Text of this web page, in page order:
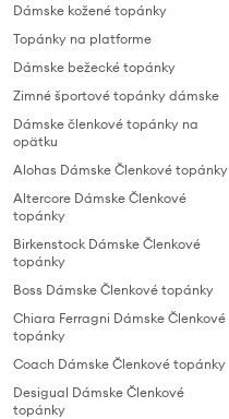
Dámske kožené topánky
Topánky na platforme
Dámske bežecké topánky
Zimné športové topánky dámske
Dámske členkové topánky na
opätku
Alohas Dámske Členkové topánky
Altercore Dámske Členkové
topánky
Birkenstock Dámske Členkové
topánky
Boss Dámske Členkové topánky
Chiara Ferragni Dámske Členkové
topánky
Coach Dámske Členkové topánky
Desigual Dámske Členkové
topánky